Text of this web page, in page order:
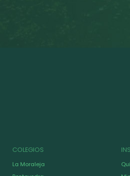
COLEGIOS
La Moraleja